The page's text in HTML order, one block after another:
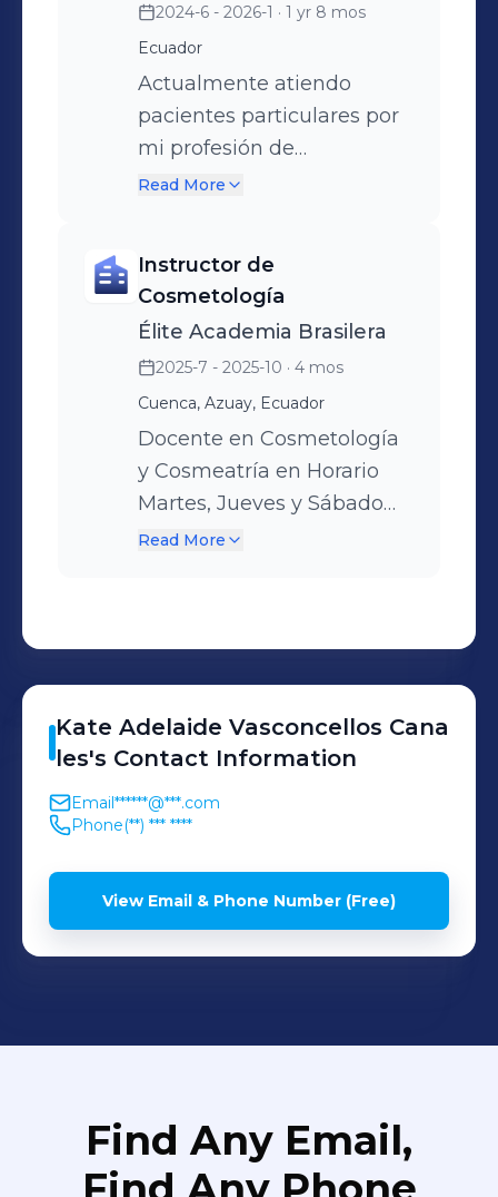
Bancos e Independientes
para capacitarles en
maquillaje, caminata,
liderazgo, relaciones
interpersonales, manejo
situacional
2024-6 - 2026-1 · 1 yr 8 mos
Ecuador
Actualmente atiendo
pacientes particulares por
mi profesión de
COSMETOLOGÍA,
ESTUDIOS EN QUÍMICA
COSMÉTICA(elaboración
de todo tipo de
formulaciones) sobre todo
en Reducción de Medidas,
Mesoterapia Facial y
Corporal. Peeling Químico
Despigmentante, Acné,
Antiage, Flacidez.
Read More
Instructor de
Cosmetología
Élite Academia Brasilera
2025-7 - 2025-10 · 4 mos
Cuenca, Azuay, Ecuador
Docente en Cosmetología
y Cosmeatría en Horario
Martes, Jueves y Sábado
intensivo
Read More
Kate Adelaide Vasconcellos Cana
les's Contact Information
Email******@***.com
Phone(**) *** ****
View Email & Phone Number (Free)
Find Any Email,